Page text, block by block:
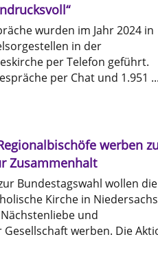
wurden im Jahr 2024 in
in der
per Telefon geführt.
per Chat und 1.951 ...
werben
Zusammenhalt
Bundestagswahl wollen die
Kirche in
und
werben. Die